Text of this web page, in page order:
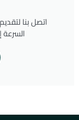
اتصل بنا